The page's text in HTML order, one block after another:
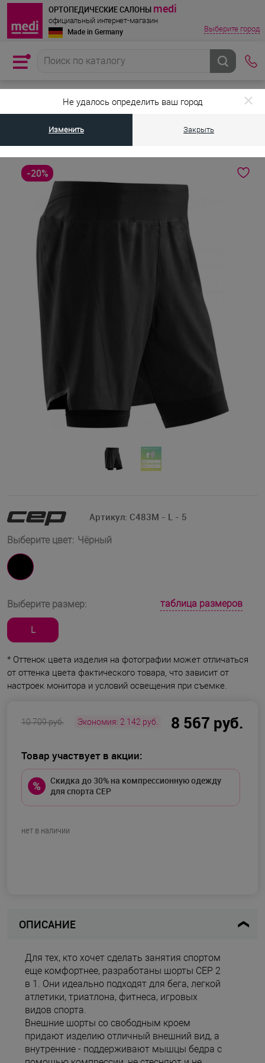
Не удалось определить ваш город
Изменить Закрыть
ОРТОПЕДИЧЕСКИЕ САЛОНЫ medi
официальный интернет-магазин
Made in Germany Выберите город
Главная страница • Каталог товаров • Компрессионная одежда для
-20%
Артикул: C483M - L - 5
Выберите цвет: Чёрный
Выберите размер: таблица размеров
L
* Оттенок цвета изделия на фотографии может отличаться
от оттенка цвета фактического товара, что зависит от
настроек монитора и условий освещения при съемке.
8 567 руб.
10 709 руб. Экономия: 2 142 руб.
Товар участвует в акции:
Скидка до 30% на компрессионную одежду
для спорта CEP
нет в наличии
ОПИСАНИЕ
Для тех, кто хочет сделать занятия спортом
еще комфортнее, разработаны шорты CEP 2
в 1. Они идеально подходят для бега, легкой
атлетики, триатлона, фитнеса, игровых
видов спорта.
Внешние шорты со свободным кроем
придают изделию отличный внешний вид, а
внутренние - поддерживают мышцы бедра с